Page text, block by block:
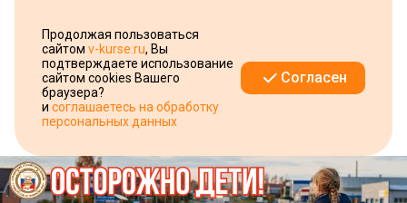
Продолжая пользоваться
сайтом v-kurse.ru, Вы
подтверждаете использование
сайтом cookies Вашего
браузера?
и соглашаетесь на обработку
персональных данных
Согласен